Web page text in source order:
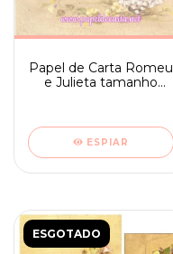
Papel de Carta Romeu
e Julieta tamanho
ESPIAR
ESGOTADO